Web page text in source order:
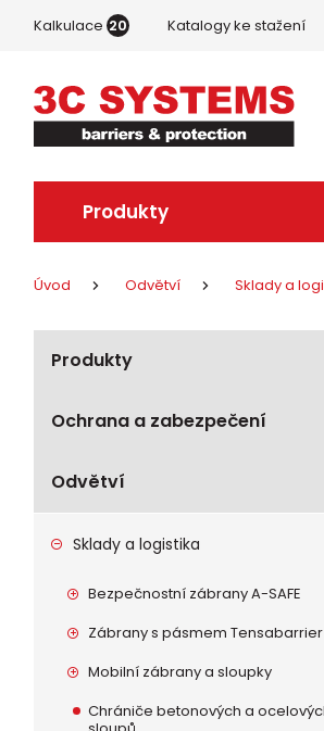
Kalkulace 20 Katalogy ke stažení
Produkty
Úvod Odvětví Sklady a
Produkty
Ochrana a zabezpečení
Odvětví
Sklady a logistika
Bezpečnostní zábrany A-SAFE
Zábrany s pásmem Tensabarrier
Mobilní zábrany a sloupky
Chrániče betonových a